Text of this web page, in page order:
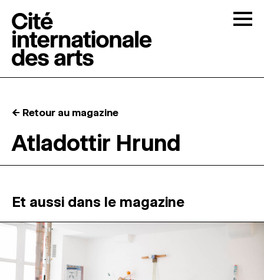
RÉSIDENCES ↓
ATELIERS OUVERTS
PROGRAMMATION
MAGAZINE
← Retour au magazine
Atladottir Hrund
Et aussi dans le magazine